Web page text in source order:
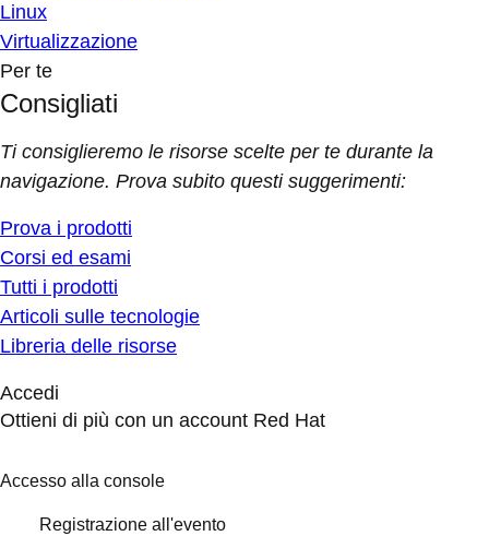
Linux
Virtualizzazione
Per te
Consigliati
Ti consiglieremo le risorse scelte per te durante la
navigazione. Prova subito questi suggerimenti:
Prova i prodotti
Corsi ed esami
Tutti i prodotti
Articoli sulle tecnologie
Libreria delle risorse
Accedi
Ottieni di più con un account Red Hat
Accesso alla console
Registrazione all'evento